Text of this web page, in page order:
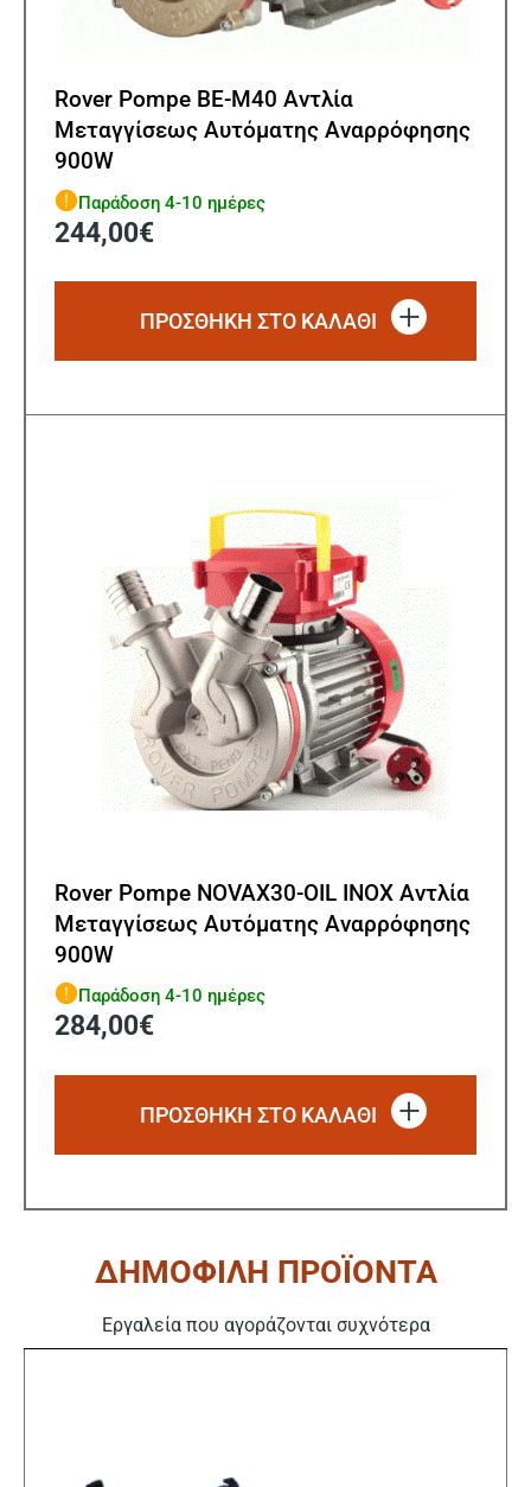
Rover Pompe BE-M40 Αντλία
Μεταγγίσεως Αυτόματης Αναρρόφησης
900W
Παράδοση 4-10 ημέρες
244,00€
ΠΡΟΣΘΗΚΗ ΣΤΟ ΚΑΛΑΘΙ
Rover Pompe NOVAX30-OIL INOX Αντλία
Μεταγγίσεως Αυτόματης Αναρρόφησης
900W
Παράδοση 4-10 ημέρες
284,00€
ΠΡΟΣΘΗΚΗ ΣΤΟ ΚΑΛΑΘΙ
ΔΗΜΟΦΙΛΗ ΠΡΟΪΟΝΤΑ
Εργαλεία που αγοράζονται συχνότερα